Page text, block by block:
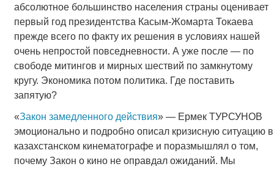
абсолютное большинство населения страны оценивает
первый год президентства Касым-Жомарта Токаева
прежде всего по факту их решения в условиях нашей
очень непростой повседневности. А уже после — по
свободе митингов и мирных шествий по замкнутому
кругу. Экономика потом политика. Где поставить
запятую?
«Закон замедленного действия» — Ермек ТУРСУНОВ
эмоционально и подробно описал кризисную ситуацию в
казахстанском кинематографе и поразмышлял о том,
почему Закон о кино не оправдал ожиданий. Мы